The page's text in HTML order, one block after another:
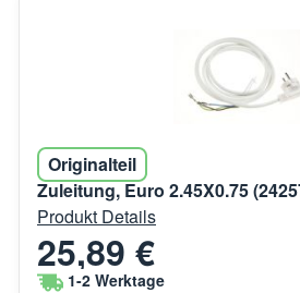
Originalteil
Zuleitung, Euro 2.45X0.75
Produkt Details
25,89 €
1-2 Werktage